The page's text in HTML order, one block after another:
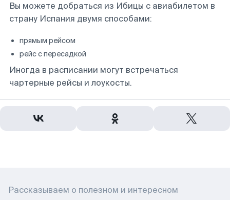
Вы можете добраться из Ибицы с авиабилетом в
страну Испания двумя способами:
прямым рейсом
рейс с пересадкой
Иногда в расписании могут встречаться
чартерные рейсы и лоукосты.
Рассказываем о полезном и интересном